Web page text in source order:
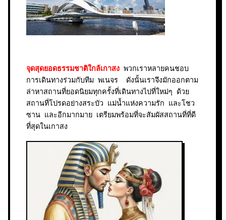
จุดสุดยอดธรรมชาติใกล้เกาสง พวกเราหลายคนชอบ
การเดินทางร่วมกับทีม พเนจร ดังนั้นเราจึงมักออกตาม
ล่าหาสถานที่ยอดนิยมทุกครั้งที่เดินทางไปที่ใหม่ๆ ด้วย
สถานที่โปรดอย่างสระบัว แม่น้ำแห่งความรัก และโชว
ซาน และอีกมากมาย เตรียมพร้อมที่จะสัมผัสสถานที่ที่ดี
ที่สุดในเกาสง